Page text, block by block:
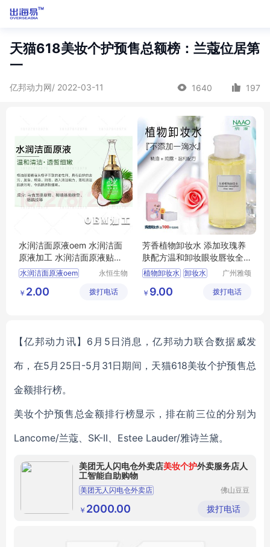
天猫618美妆个护预售总额榜：兰蔻位居第
一
亿邦动力网/ 2022-03-11 1640 197
水润洁面原液oem 水润洁面
原液加工 水润洁面原液贴牌
水润洁面原液
水润洁面原液oem
水润洁面原液贴牌
永恒生物
（广州）
￥ 2.00 拨打电话
芳香植物卸妆水 添加玫瑰养
肤配方温和卸妆眼妆唇妆全
脸适用
植物卸妆水 卸妆水
广州雅颂
造有限公
￥ 9.00 拨打电话
【亿邦动力讯】6月5日消息，亿邦动力联合数据威发
布，在5月25日-5月31日期间，天猫618美妆个护预售总
金额排行榜。
美妆个护预售总金额排行榜显示，排在前三位的分别为
Lancome/兰蔻、SK-II、Estee Lauder/雅诗兰黛。
美团无人闪电仓外卖店美妆个护外卖服务店人
工智能自助购物
美团无人闪电仓外卖店
美妆个护外卖服务店
佛山豆豆
备有限公
司
￥ 2000.00 拨打电话